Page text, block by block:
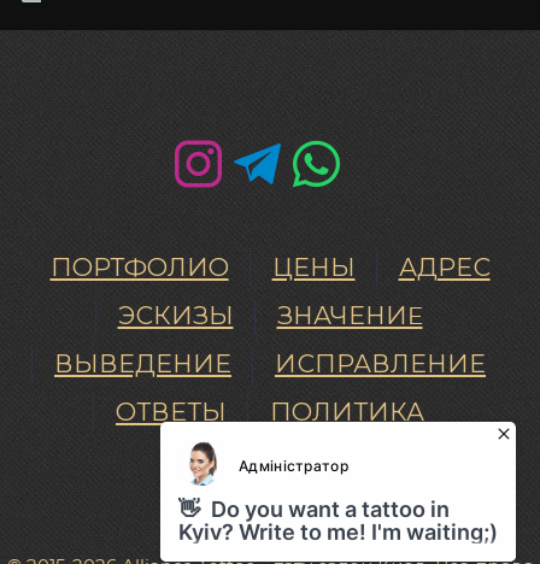
ПОРТФОЛИО ЦЕНЫ
АДРЕС
ЭСКИЗЫ
ЗНАЧЕНИE
ВЫВЕДЕНИЕ
ИСПРАВЛЕНИЕ
ОТВЕТЫ
ПОЛИТИКА